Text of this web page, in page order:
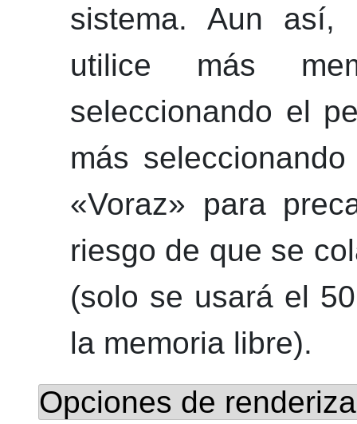
sistema. Aun
utilice más
seleccionando el
más
«Voraz» para
riesgo de que se
(solo se usará el
la memoria libre).
Opciones de